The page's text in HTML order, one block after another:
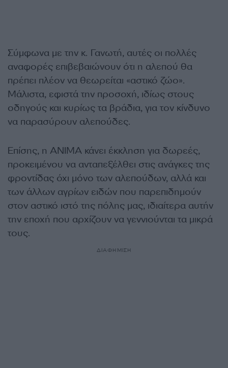
Σύμφωνα με την κ. Γανωτή, αυτές οι πολλές
αναφορές επιβεβαιώνουν ότι η αλεπού θα
πρέπει πλέον να θεωρείται «αστικό ζώο».
Μάλιστα, εφιστά την προσοχή, ιδίως στους
οδηγούς και κυρίως τα βράδια, για τον κίνδυνο
να παρασύρουν αλεπούδες.
Επίσης, η ΑΝΙΜΑ κάνει έκκληση για δωρεές,
προκειμένου να ανταπεξέλθει στις ανάγκες της
φροντίδας όχι μόνο των αλεπούδων, αλλά και
των άλλων αγρίων ειδών που παρεπιδημούν
στον αστικό ιστό της πόλης μας, ιδιαίτερα αυτήν
την εποχή που αρχίζουν να γεννιούνται τα μικρά
τους.
ΔΙΑΦΗΜΙΣΗ